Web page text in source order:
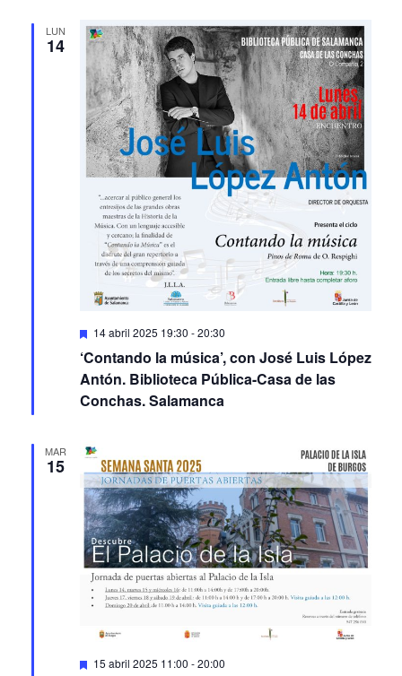
LUN
14
Featured
14 abril 2025 19:30 -20:30
‘Contando la música’, con José Luis López
Antón. Biblioteca Pública-Casa de las
Conchas. Salamanca
MAR
15
Featured
15 abril 2025 11:00 -20:00